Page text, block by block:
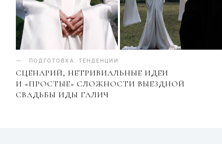
ПОДГОТОВКА ТЕНДЕНЦИИ
СЦЕНАРИЙ, НЕТРИВИАЛЬНЫЕ ИДЕИ
И «ПРОСТЫЕ» СЛОЖНОСТИ ВЫЕЗДНОЙ
СВАДЬБЫ ИДЫ ГАЛИЧ